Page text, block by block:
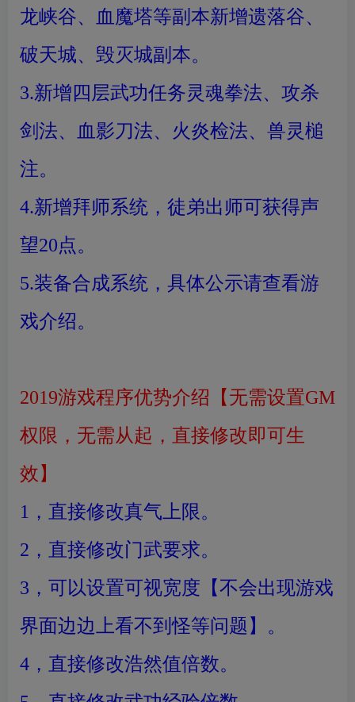
龙峡谷、血魔塔等副本新增遗落谷、
破天城、毁灭城副本。
3.新增四层武功任务灵魂拳法、攻杀
剑法、血影刀法、火炎检法、兽灵槌
注。
4.新增拜师系统，徒弟出师可获得声
望20点。
5.装备合成系统，具体公示请查看游
戏介绍。
2019游戏程序优势介绍【无需设置GM
权限，无需从起，直接修改即可生
效】
1，直接修改真气上限。
2，直接修改门武要求。
3，可以设置可视宽度【不会出现游戏
界面边边上看不到怪等问题】。
4，直接修改浩然值倍数。